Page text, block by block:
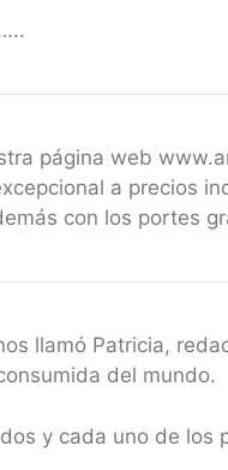
página web
a precios
con los portes
llamó Patricia,
del mundo.
y cada uno de